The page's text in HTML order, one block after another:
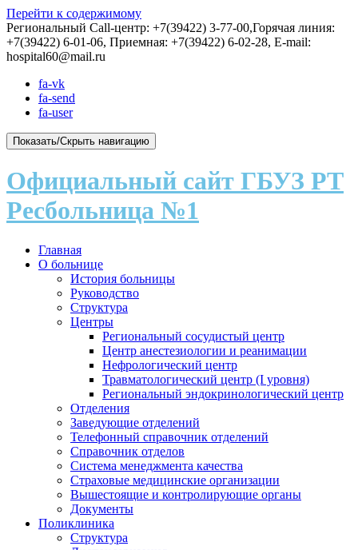
Перейти к содержимому
Региональный Call-центр: +7(39422) 3-77-00,Горячая линия:
+7(39422) 6-01-06, Приемная: +7(39422) 6-02-28, E-mail:
hospital60@mail.ru
fa-vk
fa-send
fa-user
Показать/Скрыть навигацию
Официальный сайт ГБУЗ РТ
Ресбольница №1
Главная
О больнице
История больницы
Руководство
Структура
Центры
Региональный сосудистый центр
Центр анестезиологии и реанимации
Нефрологический центр
Травматологический центр (I уровня)
Региональный эндокринологический центр
Отделения
Заведующие отделений
Телефонный справочник отделений
Справочник отделов
Система менеджмента качества
Страховые медицинские организации
Вышестоящие и контролирующие органы
Документы
Поликлиника
Структура